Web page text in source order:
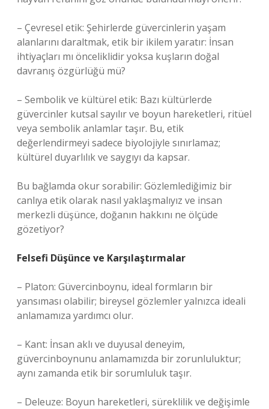
– Çevresel etik: Şehirlerde güvercinlerin yaşam
alanlarını daraltmak, etik bir ikilem yaratır: İnsan
ihtiyaçları mı önceliklidir yoksa kuşların doğal
davranış özgürlüğü mü?
– Sembolik ve kültürel etik: Bazı kültürlerde
güvercinler kutsal sayılır ve boyun hareketleri, ritüel
veya sembolik anlamlar taşır. Bu, etik
değerlendirmeyi sadece biyolojiyle sınırlamaz;
kültürel duyarlılık ve saygıyı da kapsar.
Bu bağlamda okur sorabilir: Gözlemlediğimiz bir
canlıya etik olarak nasıl yaklaşmalıyız ve insan
merkezli düşünce, doğanın hakkını ne ölçüde
gözetiyor?
Felsefi Düşünce ve Karşılaştırmalar
– Platon: Güvercinboynu, ideal formların bir
yansıması olabilir; bireysel gözlemler yalnızca ideali
anlamamıza yardımcı olur.
– Kant: İnsan aklı ve duyusal deneyim,
güvercinboynunu anlamamızda bir zorunluluktur;
aynı zamanda etik bir sorumluluk taşır.
– Deleuze: Boyun hareketleri, süreklilik ve değişimle